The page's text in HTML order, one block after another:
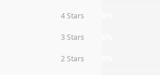
4 Stars
3 Stars
2 Stars